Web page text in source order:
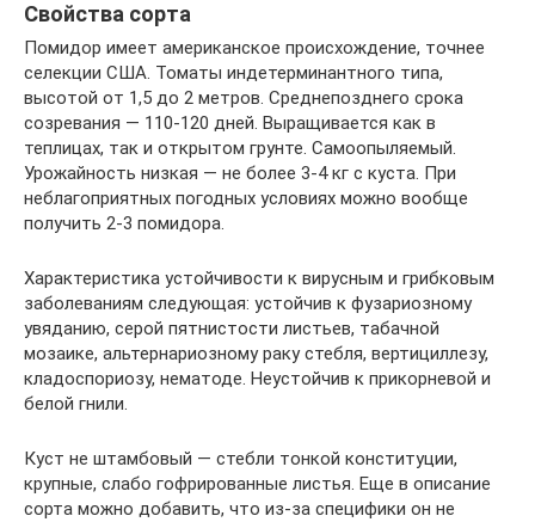
Свойства сорта
Помидор имеет американское происхождение, точнее
селекции США. Томаты индетерминантного типа,
высотой от 1,5 до 2 метров. Среднепозднего срока
созревания — 110-120 дней. Выращивается как в
теплицах, так и открытом грунте. Самоопыляемый.
Урожайность низкая — не более 3-4 кг с куста. При
неблагоприятных погодных условиях можно вообще
получить 2-3 помидора.
Характеристика устойчивости к вирусным и грибковым
заболеваниям следующая: устойчив к фузариозному
увяданию, серой пятнистости листьев, табачной
мозаике, альтернариозному раку стебля, вертициллезу,
кладоспориозу, нематоде. Неустойчив к прикорневой и
белой гнили.
Куст не штамбовый — стебли тонкой конституции,
крупные, слабо гофрированные листья. Еще в описание
сорта можно добавить, что из-за специфики он не